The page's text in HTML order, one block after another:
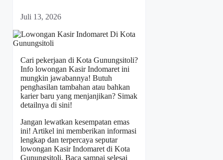
Juli 13, 2026
Cari pekerjaan di Kota Gunungsitoli?
Info lowongan Kasir Indomaret ini
mungkin jawabannya! Butuh
penghasilan tambahan atau bahkan
karier baru yang menjanjikan? Simak
detailnya di sini!
Jangan lewatkan kesempatan emas
ini! Artikel ini memberikan informasi
lengkap dan terpercaya seputar
lowongan Kasir Indomaret di Kota
Gunungsitoli. Baca sampai selesai